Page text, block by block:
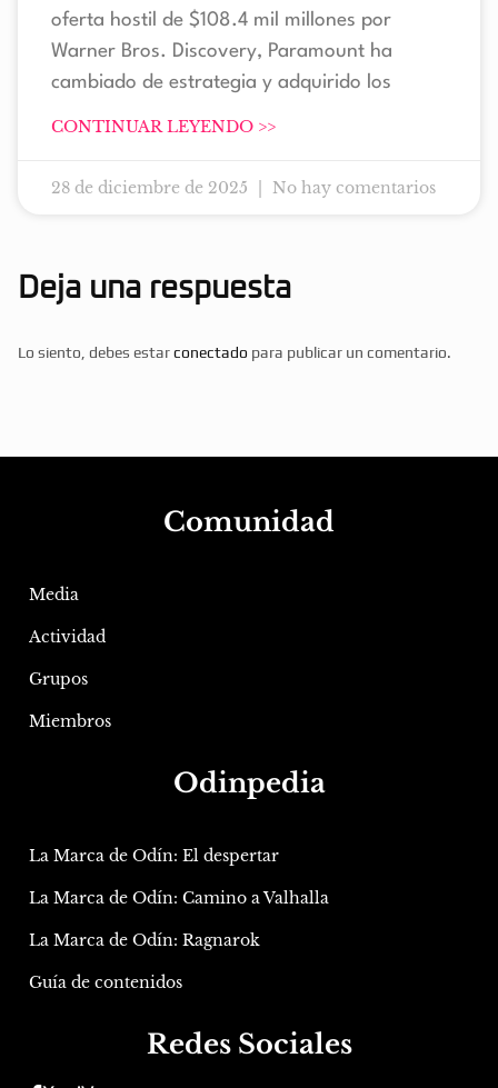
oferta hostil de $108.4 mil millones por
Warner Bros. Discovery, Paramount ha
cambiado de estrategia y adquirido los
CONTINUAR LEYENDO >>
28 de diciembre de 2025 No hay comentarios
Deja una respuesta
Lo siento, debes estarconectado para publicar un comentario.
Comunidad
Media
Actividad
Grupos
Miembros
Odinpedia
La Marca de Odín: El despertar
La Marca de Odín: Camino a Valhalla
La Marca de Odín: Ragnarok
Guía de contenidos
Redes Sociales